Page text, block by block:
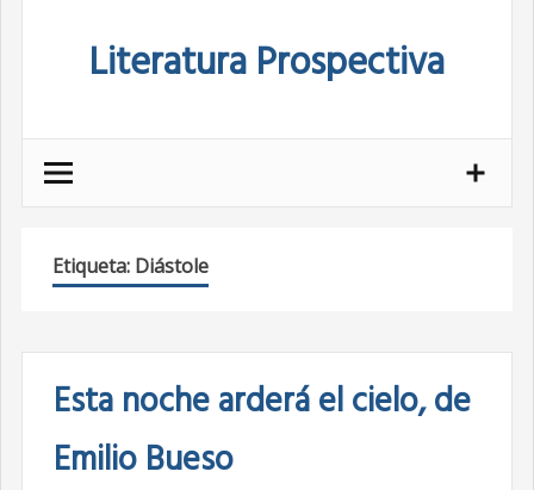
Literatura Prospectiva
Etiqueta: Diástole
Esta noche arderá el cielo, de
Emilio Bueso